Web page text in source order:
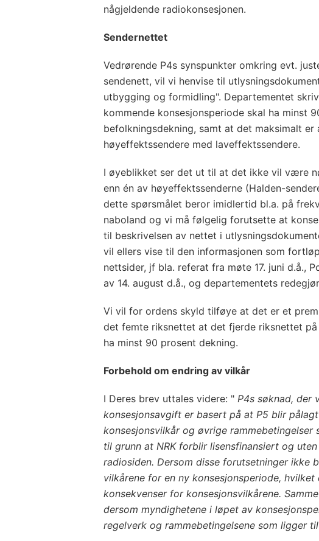
någjeldende radiokonsesjonen.
Sendernettet
Vedrørende P4s synspunkter omkring evt.
sendenett, vil vi henvise til
utbygging og formidling". Departementet
kommende konsesjonsperiode skal ha minst
befolkningsdekning, samt at det maksimalt
høyeffektssendere med laveffektssendere.
I øyeblikket ser det ut til at det ikke vil være
enn én av høyeffektssenderne (Halden-
dette spørsmålet beror imidlertid bl.a. på
naboland og vi må følgelig forutsette at
til beskrivelsen av nettet i
vil ellers vise til den informasjonen som
nettsider, jf bla. referat fra møte 17. juni d.å.,
av 14. august d.å., og departementets
Vi vil for ordens skyld tilføye at det er et
det femte riksnettet at det fjerde riksnettet
ha minst 90 prosent dekning.
Forbehold om endring av vilkår
I Deres brev uttales videre: " P4s søknad, der
konsesjonsavgift er basert på at P5 blir
konsesjonsvilkår og øvrige rammebetingelser
til grunn at NRK forblir lisensfinansiert og
radiosiden. Dersom disse forutsetninger ikke
vilkårene for en ny konsesjonsperiode, hvilket
konsekvenser for konsesjonsvilkårene.
dersom myndighetene i løpet av
regelverk og rammebetingelsene som ligger